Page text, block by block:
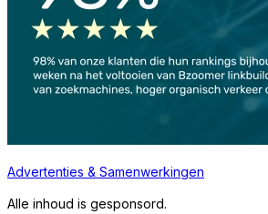
Advertenties & Samenwerkingen
Alle inhoud is gesponsord.